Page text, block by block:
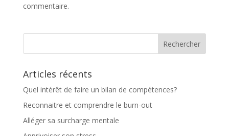
commentaire.
Articles récents
Quel intérêt de faire un bilan de compétences?
Reconnaitre et comprendre le burn-out
Alléger sa surcharge mentale